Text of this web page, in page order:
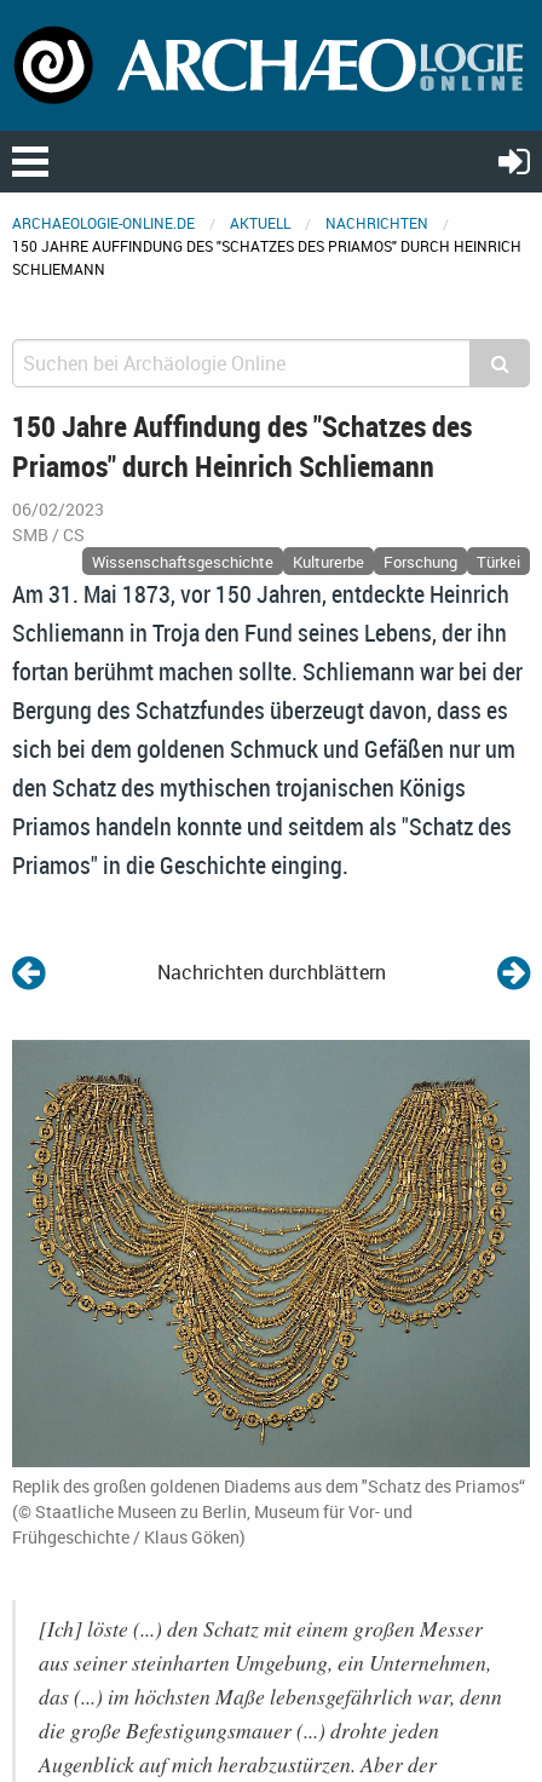
ARCHAEOLOGIE-ONLINE.DE AKTUELL
NACHRICHTEN
150 JAHRE AUFFINDUNG DES "SCHATZES DES PRIAMOS" DURCH HEINRICH
SCHLIEMANN
150 Jahre Auffindung des "Schatzes des
Priamos" durch Heinrich Schliemann
06/02/2023
SMB / CS
Wissenschaftsgeschichte Kulturerbe Forschung Türkei
Am 31. Mai 1873, vor 150 Jahren, entdeckte Heinrich
Schliemann in Troja den Fund seines Lebens, der ihn
fortan berühmt machen sollte. Schliemann war bei der
Bergung des Schatzfundes überzeugt davon, dass es
sich bei dem goldenen Schmuck und Gefäßen nur um
den Schatz des mythischen trojanischen Königs
Priamos handeln konnte und seitdem als "Schatz des
Priamos" in die Geschichte einging.
Nachrichten durchblättern
Replik des großen goldenen Diadems aus dem "Schatz des Priamos“
(© Staatliche Museen zu Berlin, Museum für Vor- und
Frühgeschichte / Klaus Göken)
[Ich] löste (...) den Schatz mit einem großen Messer
aus seiner steinharten Umgebung, ein Unternehmen,
das (...) im höchsten Maße lebensgefährlich war, denn
die große Befestigungsmauer (...) drohte jeden
Augenblick auf mich herabzustürzen. Aber der